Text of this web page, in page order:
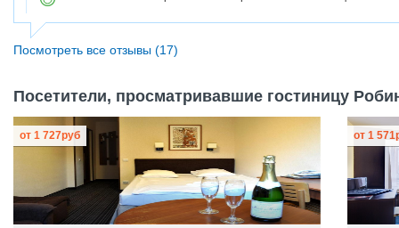
Посмотреть все отзывы (17)
Посетители, просматривавшие гостиницу
от 1 727руб от 1 571